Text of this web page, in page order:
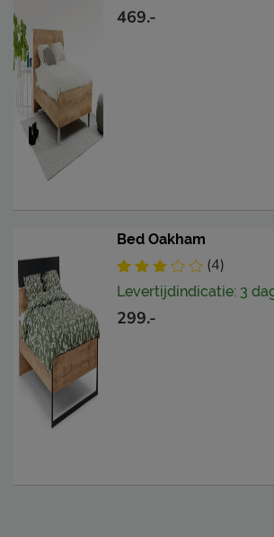
469.-
Bed Oakham
(4)
Levertijdindicatie: 3
299.-